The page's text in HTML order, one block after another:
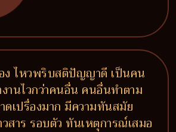
ง ไหวพริบสติปัญญาดี เป็นคน
งานไวกว่าคนอื่น คนอื่นทำตาม
เปรื่องมาก มีความทันสมัย
สาร รอบตัว ทันเหตุการณ์เสมอ